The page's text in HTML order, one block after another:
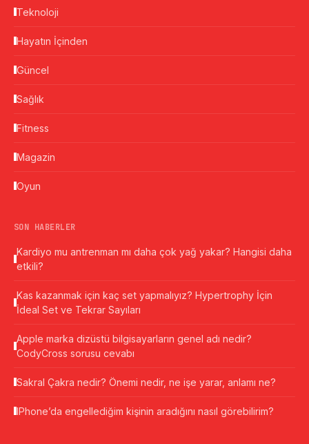
Teknoloji
Hayatın İçinden
Güncel
Sağlık
Fitness
Magazin
Oyun
SON HABERLER
Kardiyo mu antrenman mı daha çok yağ yakar? Hangisi daha
etkili?
Kas kazanmak için kaç set yapmalıyız? Hypertrophy İçin
İdeal Set ve Tekrar Sayıları
Apple marka dizüstü bilgisayarların genel adı nedir?
CodyCross sorusu cevabı
Sakral Çakra nedir? Önemi nedir, ne işe yarar, anlamı ne?
IPhone’da engellediğim kişinin aradığını nasıl görebilirim?